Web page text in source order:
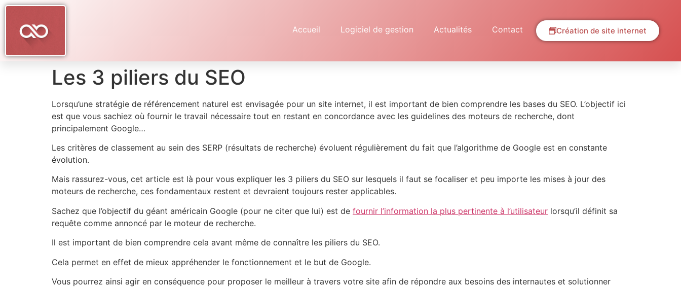
Accueil Logiciel de gestion Actualités Contact Création de site internet
Les 3 piliers du SEO
Lorsqu’une stratégie de référencement naturel est envisagée pour un site internet, il est important de bien comprendre les bases du SEO. L’objectif ici
est que vous sachiez où fournir le travail nécessaire tout en restant en concordance avec les guidelines des moteurs de recherche, dont
principalement Google…
Les critères de classement au sein des SERP (résultats de recherche) évoluent régulièrement du fait que l’algorithme de Google est en constante
évolution.
Mais rassurez-vous, cet article est là pour vous expliquer les 3 piliers du SEO sur lesquels il faut se focaliser et peu importe les mises à jour des
moteurs de recherche, ces fondamentaux restent et devraient toujours rester applicables.
Sachez que l’objectif du géant américain Google (pour ne citer que lui) est de fournir l’information la plus pertinente à l’utilisateur lorsqu’il définit sa
requête comme annoncé par le moteur de recherche.
Il est important de bien comprendre cela avant même de connaître les piliers du SEO.
Cela permet en effet de mieux appréhender le fonctionnement et le but de Google.
Vous pourrez ainsi agir en conséquence pour proposer le meilleur à travers votre site afin de répondre aux besoins des internautes et solutionner